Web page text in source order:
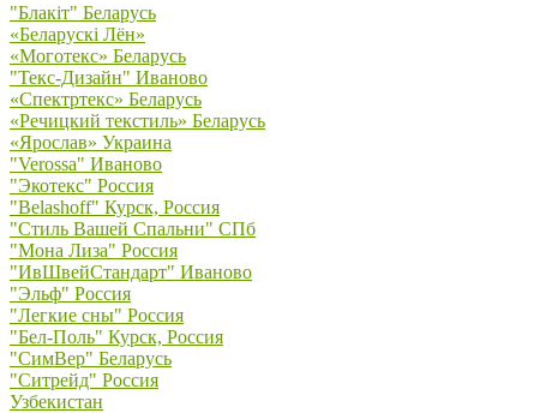
"Блакiт" Беларусь
«Беларускi Лён»
«Моготекс» Беларусь
"Текс-Дизайн" Иваново
«Спектртекс» Беларусь
«Речицкий текстиль» Беларусь
«Ярослав» Украина
"Verossa" Иваново
"Экотекс" Россия
"Belashoff" Курск, Россия
"Стиль Вашей Спальни" СПб
"Мона Лиза" Россия
"ИвШвейСтандарт" Иваново
"Эльф" Россия
"Легкие сны" Россия
"Бел-Поль" Курск, Россия
"СимВер" Беларусь
"Ситрейд" Россия
Узбекистан